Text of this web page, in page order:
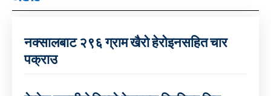
नक्सालबाट २९६ ग्राम खैरो हेरोइनसहित चार
पक्राउ